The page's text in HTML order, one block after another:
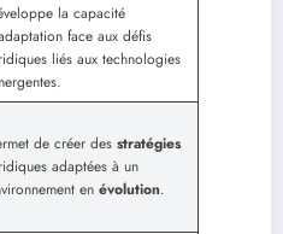
la capacité
face aux défis
liés aux technologies
de créer des stratégies
adaptées à un
en évolution.